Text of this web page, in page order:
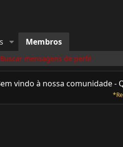
Membros
Buscar mensagens de perfil
vindo à nossa comunidade -